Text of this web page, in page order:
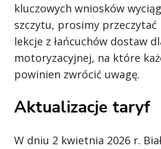
kluczowych wniosków
szczytu, prosimy przeczytać
lekcje z łańcuchów dostaw
motoryzacyjnej, na które
powinien zwrócić uwagę.
Aktualizacje taryf
W dniu 2 kwietnia 2026 r.